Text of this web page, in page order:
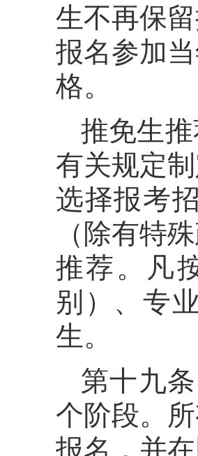
生不再保
报名参加
格。
推免生
有关规定
选择报考
（除有特
推荐。凡
别）、专
生。
第十九
个阶段。
报名，并